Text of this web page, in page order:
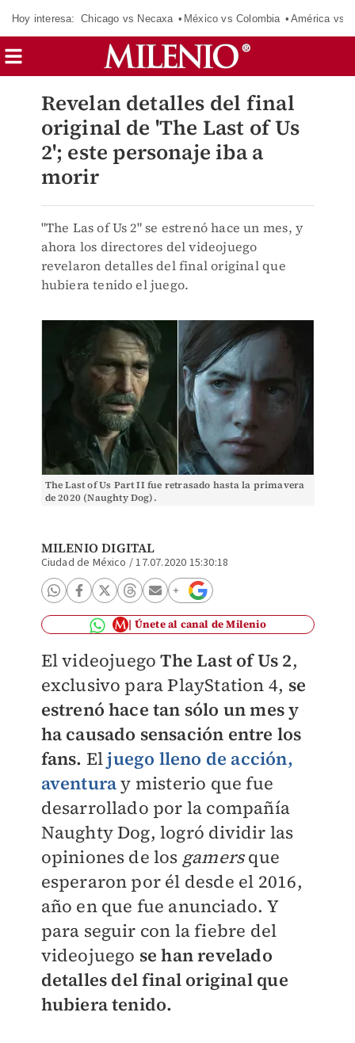
Hoy interesa: Chicago vs Necaxa México vs Colombia América vs
Revelan detalles del final
original de 'The Last of Us
2'; este personaje iba a
morir
"The Las of Us 2" se estrenó hace un mes, y
ahora los directores del videojuego
revelaron detalles del final original que
hubiera tenido el juego.
The Last of Us Part II fue retrasado hasta la primavera
de 2020 (Naughty Dog).
MILENIO DIGITAL
Ciudad de México /17.07.2020 15:30:18
Únete al canal de Milenio
El videojuegoThe Last of Us 2,
exclusivo para PlayStation 4, se
estrenó hace tan sólo un mes y
ha causado sensación entre los
fans. Eljuego lleno de acción,
aventuray misterio que fue
desarrollado por la compañía
Naughty Dog, logró dividir las
opiniones de los gamersque
esperaron por él desde el 2016,
año en que fue anunciado. Y
para seguir con la fiebre del
videojuego se han revelado
detalles del final original que
hubiera tenido.